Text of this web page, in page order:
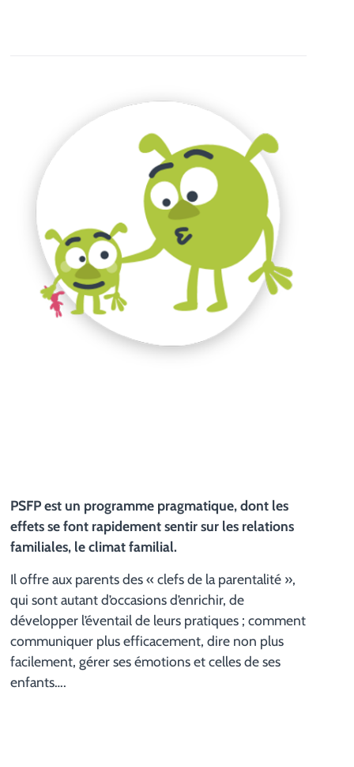
PSFP est un programme pragmatique, dont les
effets se font rapidement sentir sur les relations
familiales, le climat familial.
Il offre aux parents des « clefs de la parentalité »,
qui sont autant d’occasions d’enrichir, de
développer l’éventail de leurs pratiques ; comment
communiquer plus efficacement, dire non plus
facilement, gérer ses émotions et celles de ses
enfants….